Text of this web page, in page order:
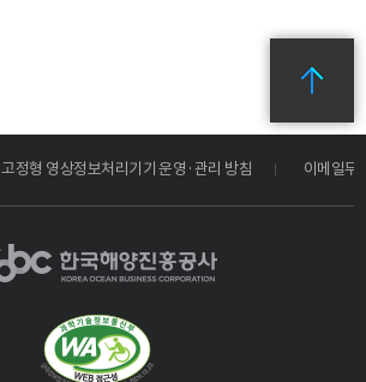
고정형 영상정보처리기기 운영·관리 방침 이메일무